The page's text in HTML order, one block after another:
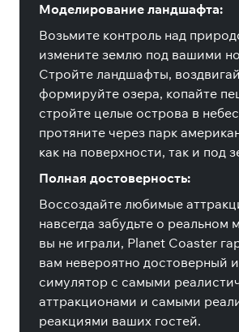
Моделирование ландшафта:
Возьмите контроль над
измените землю под вашими
Стройте ландшафты,
формируйте озера, копайте
стройте целые острова в
протяните через парк
как на поверхности, так и под
Полная достоверность:
Воссоздайте любимые
навсегда забудьте о реальном
вы не играли, Planet Coaster
вам невероятно достоверный
симулятор с самыми
аттракционами и самыми
реакциями ваших гостей.